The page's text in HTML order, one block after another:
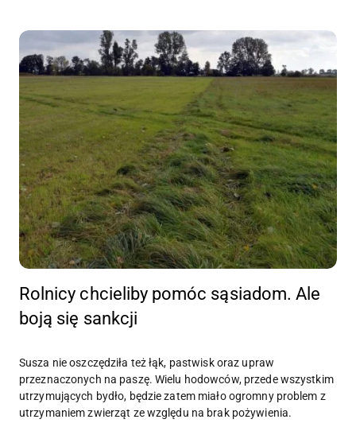
Rolnicy chcieliby pomóc sąsiadom. Ale
boją się sankcji
Susza nie oszczędziła też łąk, pastwisk oraz upraw
przeznaczonych na paszę. Wielu hodowców, przede wszystkim
utrzymujących bydło, będzie zatem miało ogromny problem z
utrzymaniem zwierząt ze względu na brak pożywienia.